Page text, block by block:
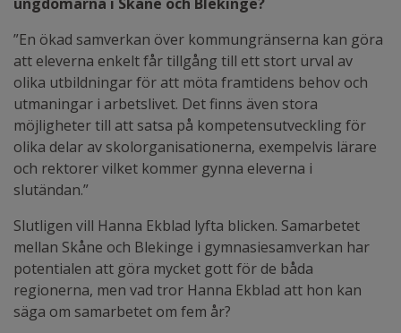
”En ökad samverkan över kommungränserna kan göra
att eleverna enkelt får tillgång till ett stort urval av
olika utbildningar för att möta framtidens behov och
utmaningar i arbetslivet. Det finns även stora
möjligheter till att satsa på kompetensutveckling för
olika delar av skolorganisationerna, exempelvis lärare
och rektorer vilket kommer gynna eleverna i
slutändan.”
Slutligen vill Hanna Ekblad lyfta blicken. Samarbetet
mellan Skåne och Blekinge i gymnasiesamverkan har
potentialen att göra mycket gott för de båda
regionerna, men vad tror Hanna Ekblad att hon kan
säga om samarbetet om fem år?